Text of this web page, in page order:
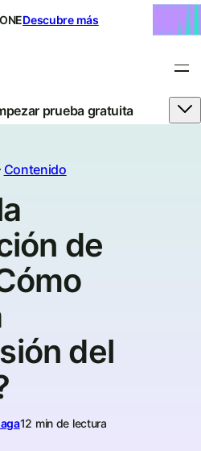
Descubre más
prueba gratuita
Contenido
de
del
12 min de lectura